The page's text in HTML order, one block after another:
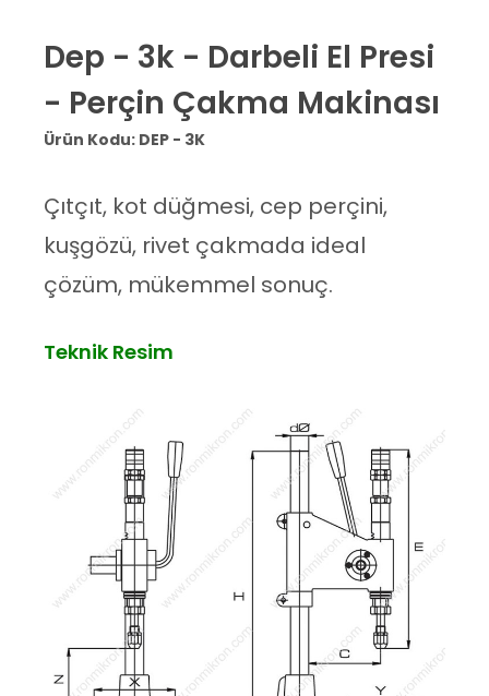
Dep - 3k - Darbeli El Presi
- Perçin Çakma Makinası
Ürün Kodu: DEP - 3K
Çıtçıt, kot düğmesi, cep perçini,
kuşgözü, rivet çakmada ideal
çözüm, mükemmel sonuç.
Teknik Resim